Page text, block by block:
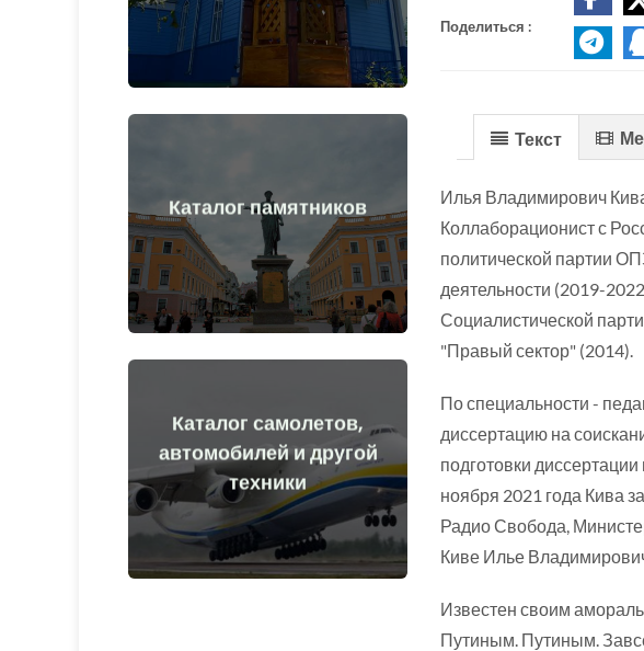
Каталог памятников
Памятники, произведения
искусства до и после начала
войны
Перейти
Каталог самолетов,
автомобилей и другой
техники
Самолеты, машины, технические
средства до и после начала войны
Перейти
Поделиться :
Текст
Илья Владимирович
Коллаборационист с
политической партии
деятельности (2019-
Социалистической
"Правый сектор" (2014).
По специальности -
диссертацию на
подготовки
ноября 2021 года Кива
Радио Свобода,
Киве Илье
Известен своим
Путиным. Путиным.